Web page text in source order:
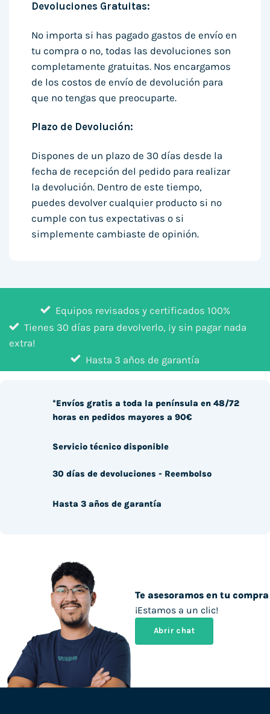
Devoluciones Gratuitas:
No importa si has pagado gastos de envío en
tu compra o no, todas las devoluciones son
completamente gratuitas. Nos encargamos
de los costos de envío de devolución para
que no tengas que preocuparte.
Plazo de Devolución:
Dispones de un plazo de 30 días desde la
fecha de recepción del pedido para realizar
la devolución. Dentro de este tiempo,
puedes devolver cualquier producto si no
cumple con tus expectativas o si
simplemente cambiaste de opinión.
Equipos revisados y certificados 100%
Tienes 30 días para devolverlo, ¡y sin pagar nada
extra!
Hasta 3 años de garantía
Te asesoramos en tu compra
¡Estamos a un clic!
Abrir chat
*Envíos gratis a toda la península en 48/72
horas en pedidos mayores a 90€
Servicio técnico disponible
30 días de devoluciones - Reembolso
Hasta 3 años de garantía